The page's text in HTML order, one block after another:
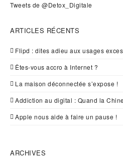
Tweets de @Detox_Digitale
ARTICLES RÉCENTS
Flipd : dites adieu aux usages
Êtes-vous accro à Internet ?
La maison déconnectée s’expose !
Addiction au digital : Quand la
Apple nous aide à faire un pause !
ARCHIVES